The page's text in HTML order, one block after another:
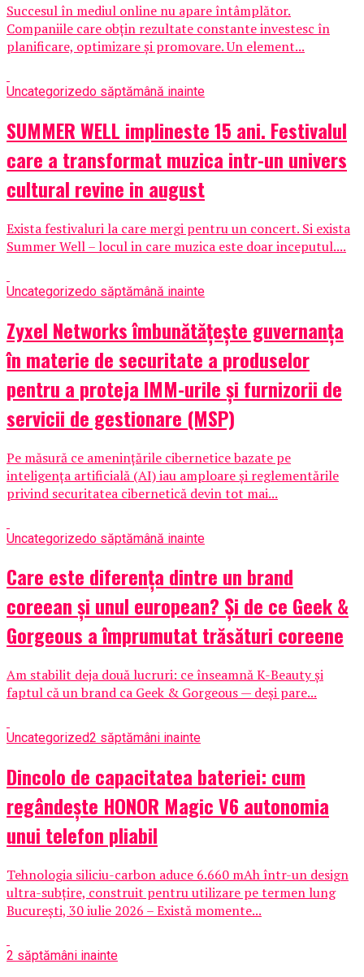
Succesul în mediul online nu apare întâmplător.
Companiile care obțin rezultate constante investesc în
planificare, optimizare și promovare. Un element...
Uncategorizedo săptămână inainte
SUMMER WELL implineste 15 ani. Festivalul
care a transformat muzica intr-un univers
cultural revine in august
Exista festivaluri la care mergi pentru un concert. Si exista
Summer Well – locul in care muzica este doar inceputul....
Uncategorizedo săptămână inainte
Zyxel Networks îmbunătățește guvernanța
în materie de securitate a produselor
pentru a proteja IMM-urile și furnizorii de
servicii de gestionare (MSP)
Pe măsură ce amenințările cibernetice bazate pe
inteligența artificială (AI) iau amploare și reglementările
privind securitatea cibernetică devin tot mai...
Uncategorizedo săptămână inainte
Care este diferența dintre un brand
coreean și unul european? Și de ce Geek &
Gorgeous a împrumutat trăsături coreene
Am stabilit deja două lucruri: ce înseamnă K-Beauty și
faptul că un brand ca Geek & Gorgeous — deși pare...
Uncategorized2 săptămâni inainte
Dincolo de capacitatea bateriei: cum
regândește HONOR Magic V6 autonomia
unui telefon pliabil
Tehnologia siliciu-carbon aduce 6.660 mAh într-un design
ultra-subțire, construit pentru utilizare pe termen lung
București, 30 iulie 2026 – Există momente...
2 săptămâni inainte